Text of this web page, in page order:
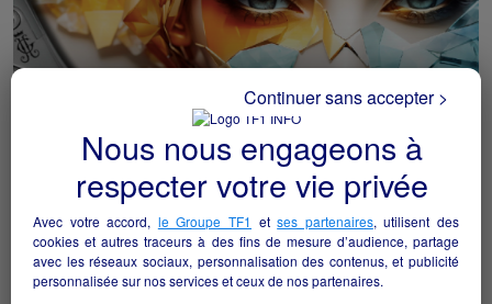
E-COMMERCE COIFFURE
Lagny-sur-Marne - 77400
Nous nous engageons à
respecter votre vie privée
Avec votre accord, le Groupe TF1 etses partenaires, utilisent des
cookies et autres traceurs à des fins de mesure d’audience, partage
avec les réseaux sociaux, personnalisation des contenus, et publicité
personnalisée sur nos services et ceux de nos partenaires.
Continuer sans accepter >